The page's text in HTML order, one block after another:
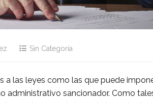
Sin Categoría
las leyes como las que puede
administrativo sancionador. Como